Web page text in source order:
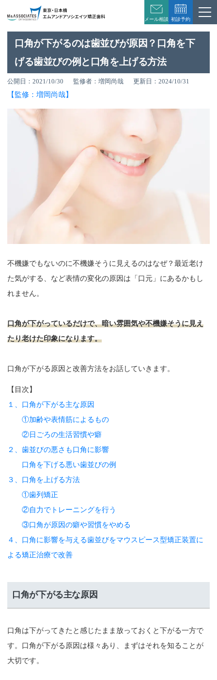
初診予約
メール相談
口角が下がるのは歯並びが原因？口角を下
げる歯並びの例と口角を上げる方法
公開日：2021/10/30 監修者：増岡尚哉 更新日：2024/10/31
【監修：増岡尚哉】
不機嫌でもないのに不機嫌そうに見えるのはなぜ？最近老け
た気がする、など表情の変化の原因は「口元」にあるかもし
れません。
口角が下がっているだけで、暗い雰囲気や不機嫌そうに見え
たり老けた印象になります。
口角が下がる原因と改善方法をお話していきます。
【目次】
１、口角が下がる主な原因
①加齢や表情筋によるもの
②日ごろの生活習慣や癖
２、歯並びの悪さも口角に影響
口角を下げる悪い歯並びの例
３、口角を上げる方法
①歯列矯正
②自力でトレーニングを行う
③口角が原因の癖や習慣をやめる
４、口角に影響を与える歯並びをマウスピース型矯正装置に
よる矯正治療で改善
口角が下がる主な原因
口角は下がってきたと感じたまま放っておくと下がる一方で
す。口角が下がる原因は様々あり、まずはそれを知ることが
大切です。